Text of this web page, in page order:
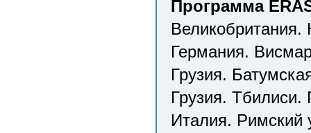
Программа
Великобритания.
Германия.
Грузия.
Грузия. Тбилиси.
Италия. Римский